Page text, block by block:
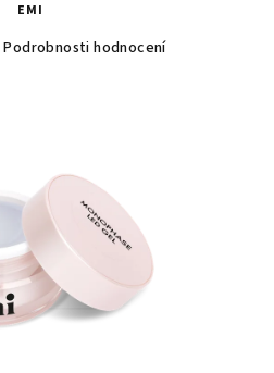
EMI
Podrobnosti hodnocení